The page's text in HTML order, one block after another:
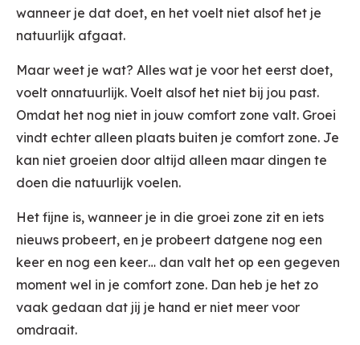
wanneer je dat doet, en het voelt niet alsof het je
natuurlijk afgaat.
Maar weet je wat? Alles wat je voor het eerst doet,
voelt onnatuurlijk. Voelt alsof het niet bij jou past.
Omdat het nog niet in jouw comfort zone valt. Groei
vindt echter alleen plaats buiten je comfort zone. Je
kan niet groeien door altijd alleen maar dingen te
doen die natuurlijk voelen.
Het fijne is, wanneer je in die groei zone zit en iets
nieuws probeert, en je probeert datgene nog een
keer en nog een keer… dan valt het op een gegeven
moment wel in je comfort zone. Dan heb je het zo
vaak gedaan dat jij je hand er niet meer voor
omdraait.